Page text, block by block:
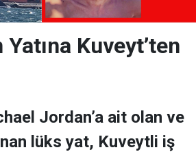
Kuveyt’ten
Jordan’a ait olan ve
lüks yat, Kuveytli iş